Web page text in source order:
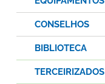
CONSELHOS
BIBLIOTECA
TERCEIRIZADOS